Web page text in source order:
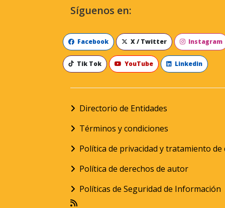
Síguenos en:
Facebook X / Twitter Instagram
Tik Tok YouTube Linkedin
Directorio de Entidades
Términos y condiciones
Política de privacidad y tratamiento
Política de derechos de autor
Políticas de Seguridad de Información